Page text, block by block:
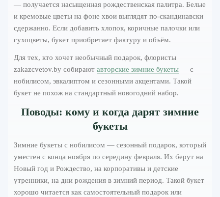
— получается насыщенная рождественская палитра. Белые
и кремовые цветы на фоне хвои выглядят по-скандинавски
сдержанно. Если добавить хлопок, коричные палочки или
сухоцветы, букет приобретает фактуру и объём.
Для тех, кто хочет необычный подарок, флористы
zakazcvetov.by собирают авторские зимние букеты — с
нобилисом, эвкалиптом и сезонными акцентами. Такой
букет не похож на стандартный новогодний набор.
Поводы: кому и когда дарят зимние
букеты
Зимние букеты с нобилисом — сезонный подарок, который
уместен с конца ноября по середину февраля. Их берут на
Новый год и Рождество, на корпоративы и детские
утренники, на дни рождения в зимний период. Такой букет
хорошо читается как самостоятельный подарок или